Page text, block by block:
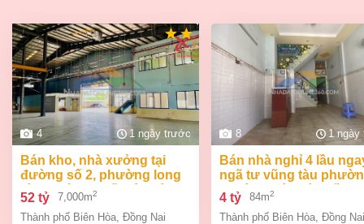
4 1 ngày trước
bán kho, nhà xưởng tại
đường số 2, phường long
bình, thành phố biên hòa,
đồng nai giá 52 tỷ
52 tỷ 7,000m2
Thành phố Biên Hòa Đồng Nai
8 1
bán nhà nghỉ 4 lầu ngay
ngã tư vũng tàu
an bình biên hòa đồng
giá chỉ 4 tỷ
4 tỷ 84m2
Thành phố Biên Hòa Đồng Nai